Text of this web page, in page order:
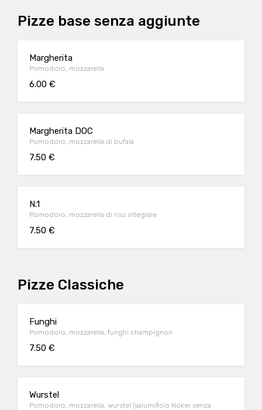
Pizze base senza aggiunte
Margherita
Pomodoro, mozzarella
6.00 €
Margherita DOC
Pomodoro, mozzarella di bufala
7.50 €
N.1
Pomodoro, mozzarella di riso integrale
7.50 €
Pizze Classiche
Funghi
Pomodoro, mozzarella, funghi champignon
7.50 €
Wurstel
Pomodoro, mozzarella, wurstel (salumificio Noker senza